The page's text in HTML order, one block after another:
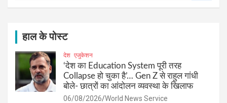
हाल के पोस्ट
देश एजुकेशन
‘देश का Education System पूरी तरह
Collapse हो चुका है’… Gen Z से राहुल गांधी
बोले- छात्रों का आंदोलन व्यवस्था के खिलाफ
06/08/2026 World News Service